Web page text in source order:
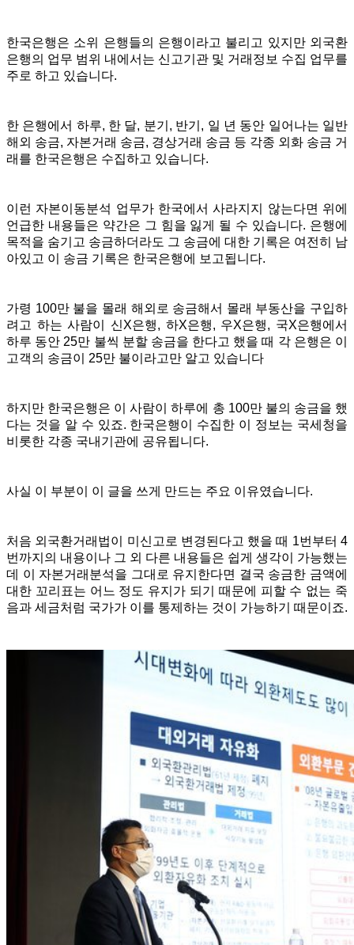
한국은행은 소위 은행들의 은행이라고 불리고 있지만 외국환
은행의 업무 범위 내에서는 신고기관 및 거래정보 수집 업무를
주로 하고 있습니다.
한 은행에서 하루, 한 달, 분기, 반기, 일 년 동안 일어나는 일반
해외 송금, 자본거래 송금, 경상거래 송금 등 각종 외화 송금 거
래를 한국은행은 수집하고 있습니다.
이런 자본이동분석 업무가 한국에서 사라지지 않는다면 위에
언급한 내용들은 약간은 그 힘을 잃게 될 수 있습니다. 은행에
목적을 숨기고 송금하더라도 그 송금에 대한 기록은 여전히 남
아있고 이 송금 기록은 한국은행에 보고됩니다.
가령 100만 불을 몰래 해외로 송금해서 몰래 부동산을 구입하
려고 하는 사람이 신X은행, 하X은행, 우X은행, 국X은행에서
하루 동안 25만 불씩 분할 송금을 한다고 했을 때 각 은행은 이
고객의 송금이 25만 불이라고만 알고 있습니다
하지만 한국은행은 이 사람이 하루에 총 100만 불의 송금을 했
다는 것을 알 수 있죠. 한국은행이 수집한 이 정보는 국세청을
비롯한 각종 국내기관에 공유됩니다.
사실 이 부분이 이 글을 쓰게 만드는 주요 이유였습니다.
처음 외국환거래법이 미신고로 변경된다고 했을 때 1번부터 4
번까지의 내용이나 그 외 다른 내용들은 쉽게 생각이 가능했는
데 이 자본거래분석을 그대로 유지한다면 결국 송금한 금액에
대한 꼬리표는 어느 정도 유지가 되기 때문에 피할 수 없는 죽
음과 세금처럼 국가가 이를 통제하는 것이 가능하기 때문이죠.